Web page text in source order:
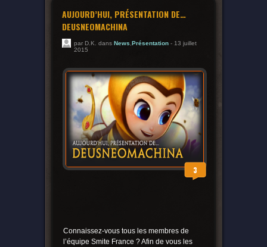
AUJOURD’HUI, PRÉSENTATION DE…
DEUSNEOMACHINA
par D.K. dans News, Présentation- 13 juillet
2015
3
Connaissez-vous tous les membres de
l’équipe Smite France ? Afin de vous les